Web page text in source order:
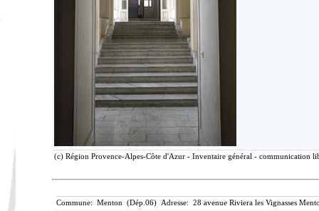
(c) Région Provence-Alpes-Côte d'Azur - Inventaire général - communication
Commune: Menton (Dép.06) Adresse: 28 avenue Riviera les Vignasses